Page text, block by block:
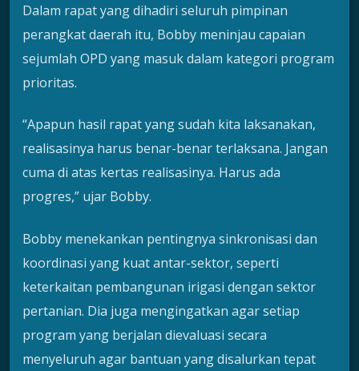
Dalam rapat yang dihadiri seluruh pimpinan
perangkat daerah itu, Bobby meninjau capaian
sejumlah OPD yang masuk dalam kategori program
prioritas.
“Apapun hasil rapat yang sudah kita laksanakan,
realisasinya harus benar-benar terlaksana. Jangan
cuma di atas kertas realisasinya. Harus ada
progres,” ujar Bobby.
Bobby menekankan pentingnya sinkronisasi dan
koordinasi yang kuat antar-sektor, seperti
keterkaitan pembangunan irigasi dengan sektor
pertanian. Dia juga mengingatkan agar setiap
program yang berjalan dievaluasi secara
menyeluruh agar bantuan yang disalurkan tepat